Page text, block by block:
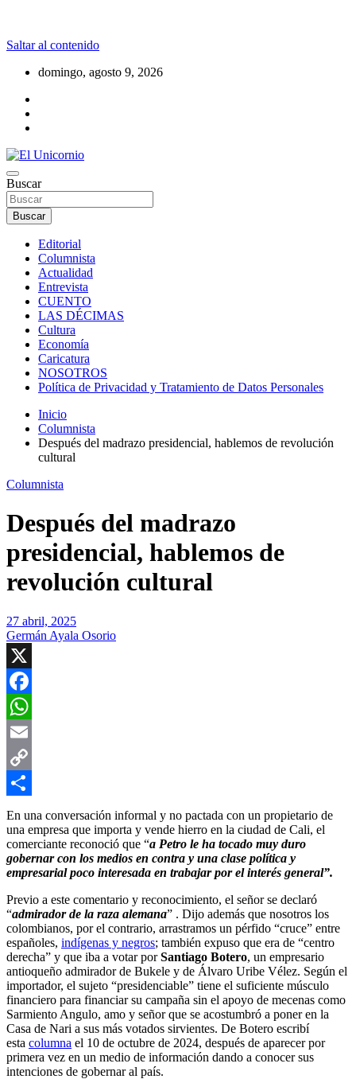
Saltar al contenido
domingo, agosto 9, 2026
El Unicornio
La realidad supera la fantasía
Buscar
Buscar
Editorial
Columnista
Actualidad
Entrevista
CUENTO
LAS DÉCIMAS
Cultura
Economía
Caricatura
NOSOTROS
Política de Privacidad y Tratamiento de Datos Personales
Inicio
Columnista
Después del madrazo presidencial, hablemos de revolución
cultural
Columnista
Después del madrazo
presidencial, hablemos de
revolución cultural
27 abril, 2025
Germán Ayala Osorio
X
Facebook
WhatsApp
Email
Copy
Link
Compartir
En una conversación informal y no pactada con un propietario de
una empresa que importa y vende hierro en la ciudad de Cali, el
comerciante reconoció que “a Petro le ha tocado muy duro
gobernar con los medios en contra y una clase política y
empresarial poco interesada en trabajar por el interés general”.
Previo a este comentario y reconocimiento, el señor se declaró
“admirador de la raza alemana” . Dijo además que nosotros los
colombianos, por el contrario, arrastramos un pérfido “cruce” entre
españoles, indígenas y negros; también expuso que era de “centro
derecha” y que iba a votar porSantiago Botero, un empresario
antioqueño admirador de Bukele y de Álvaro Uribe Vélez. Según el
importador, el sujeto “presidenciable” tiene el suficiente músculo
financiero para financiar su campaña sin el apoyo de mecenas como
Sarmiento Angulo, amo y señor que se acostumbró a poner en la
Casa de Nari a sus más votados sirvientes. De Botero escribí
esta columna el 10 de octubre de 2024, después de aparecer por
primera vez en un medio de información dando a conocer sus
intenciones de gobernar al país.